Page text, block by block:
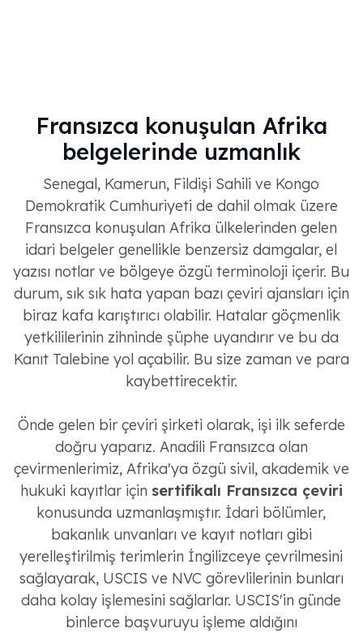
Fransızca konuşulan Afrika
belgelerinde uzmanlık
Senegal, Kamerun, Fildişi Sahili ve Kongo
Demokratik Cumhuriyeti de dahil olmak üzere
Fransızca konuşulan Afrika ülkelerinden gelen
idari belgeler genellikle benzersiz damgalar, el
yazısı notlar ve bölgeye özgü terminoloji içerir. Bu
durum, sık sık hata yapan bazı çeviri ajansları için
biraz kafa karıştırıcı olabilir. Hatalar göçmenlik
yetkililerinin zihninde şüphe uyandırır ve bu da
Kanıt Talebine yol açabilir. Bu size zaman ve para
kaybettirecektir.
Önde gelen bir çeviri şirketi olarak, işi ilk seferde
doğru yaparız. Anadili Fransızca olan
çevirmenlerimiz, Afrika'ya özgü sivil, akademik ve
hukuki kayıtlar için sertifikalı Fransızca çeviri
konusunda uzmanlaşmıştır. İdari bölümler,
bakanlık unvanları ve kayıt notları gibi
yerelleştirilmiş terimlerin İngilizceye çevrilmesini
sağlayarak, USCIS ve NVC görevlilerinin bunları
daha kolay işlemesini sağlarlar. USCIS'in günde
binlerce başvuruyu işleme aldığını